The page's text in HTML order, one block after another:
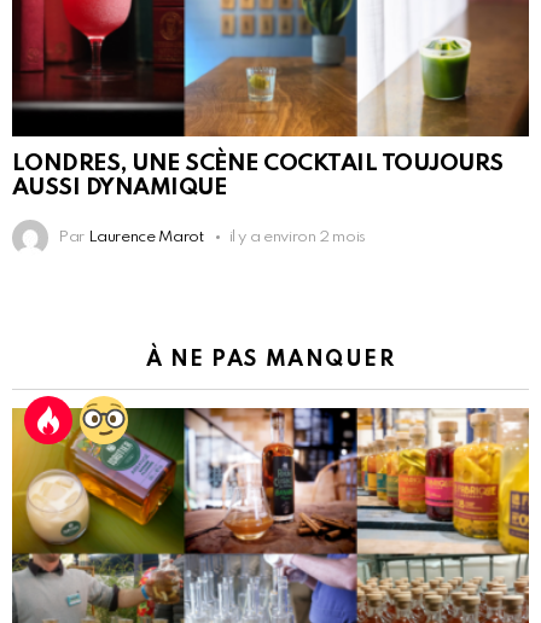
LONDRES, UNE SCÈNE COCKTAIL TOUJOURS
AUSSI DYNAMIQUE
Par Laurence Marot il y a environ 2 mois
À NE PAS MANQUER